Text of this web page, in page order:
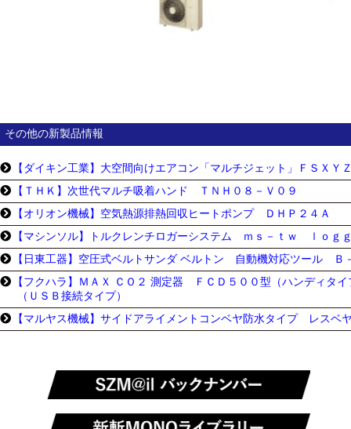
その他の新製品情報
【ダイキン工業】大空間向けエアコン「マルチジェット」ＦＳＸＹ
【ＴＨＫ】次世代マルチ吸着ハンド ＴＮＨ０８－Ｖ０９
【オリオン機械】空気熱源排熱回収ヒートポンプ ＤＨＰ２４Ａ
【マシンソル】トルクレンチロガーシステム ｍｓ－ｔｗ ｌｏｇ
【日東工器】空圧式ベルトサンダ ベルトン 自動機対応ツール Ｂ
【フクハラ】ＭＡＸ ＣＯ２ 測定器 ＦＣＤ５００型（ハンディタ
（ＵＳＢ接続タイプ）
【マルヤス機械】サイドアライメントコンベヤ防水タイプ レスベ